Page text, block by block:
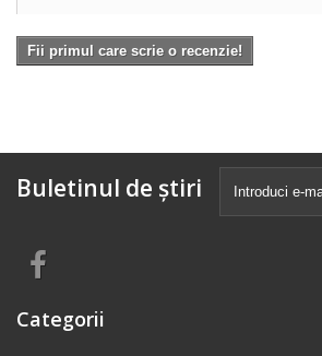
Fii primul care scrie o recenzie!
Buletinul de știri
Categorii